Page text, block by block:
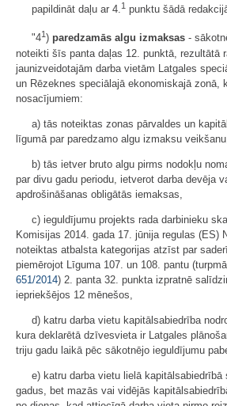
papildināt daļu ar 4.1 punktu šādā
"41 ) paredzamās algu izmaksas -
noteikti šīs panta daļas 12. punktā, rezultātā
jaunizveidotajām darba vietām Latgales
un Rēzeknes speciālajā ekonomiskajā zonā,
nosacījumiem:
a) tās noteiktas zonas pārvaldes un
līgumā par paredzamo algu izmaksu veikšanu,
b) tās ietver bruto algu pirms nodokļu
par divu gadu periodu, ietverot darba devēja
apdrošināšanas obligātās iemaksas,
c) ieguldījumu projekts rada darbinieku
Komisijas 2014. gada 17. jūnija regulas (ES)
noteiktas atbalsta kategorijas atzīst par
piemērojot Līguma 107. un 108. pantu
651/2014) 2. panta 32. punkta izpratnē
iepriekšējos 12 mēnešos,
d) katru darba vietu kapitālsabiedrība
kura deklarētā dzīvesvieta ir Latgales
triju gadu laikā pēc sākotnējo ieguldījumu
e) katru darba vietu lielā
gadus, bet mazās vai vidējās